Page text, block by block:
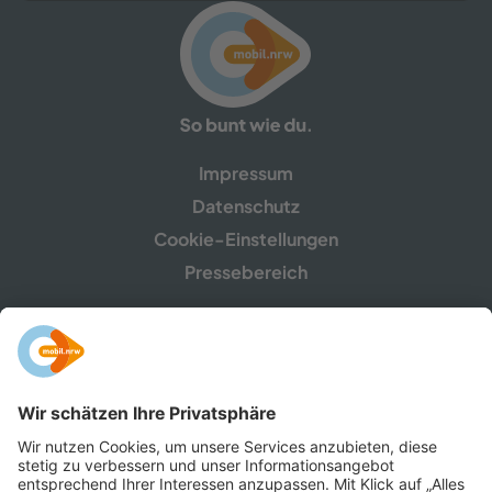
Die Tour ist für ältere Kinder machbar.
Impressum
Datenschutz
Cookie-Einstellungen
Pressebereich